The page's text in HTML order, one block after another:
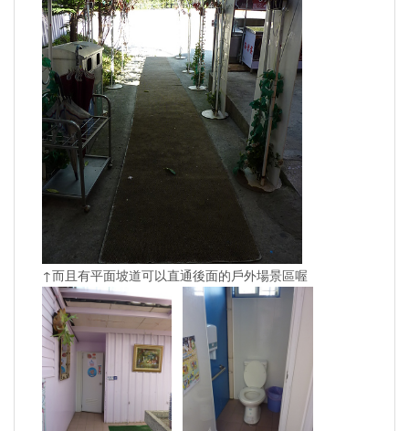
↑而且有平面坡道可以直通後面的戶外場景區喔